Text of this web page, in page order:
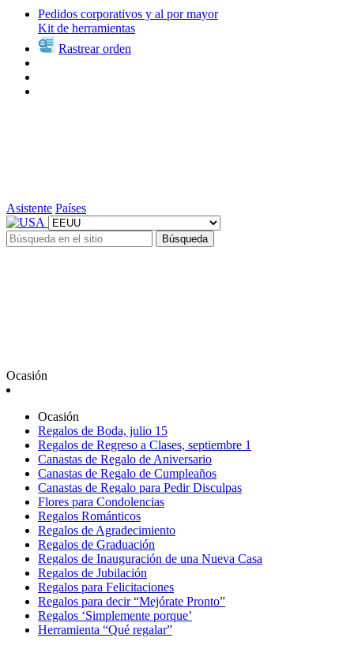
Pedidos corporativos y al por mayor
Kit de herramientas
Rastrear orden
Asistente Países
Búsqueda
Ocasión
Ocasión
Regalos de Boda, julio 15
Regalos de Regreso a Clases, septiembre 1
Canastas de Regalo de Aniversario
Canastas de Regalo de Cumpleaños
Canastas de Regalo para Pedir Disculpas
Flores para Condolencias
Regalos Románticos
Regalos de Agradecimiento
Regalos de Graduación
Regalos de Inauguración de una Nueva Casa
Regalos de Jubilación
Regalos para Felicitaciones
Regalos para decir “Mejórate Pronto”
Regalos ‘Simplemente porque’
Herramienta “Qué regalar”